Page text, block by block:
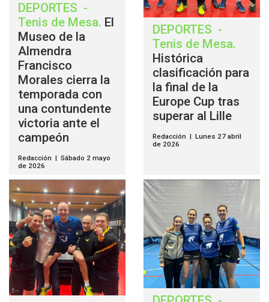
DEPORTES -
Tenis de Mesa. El
Museo de la
Almendra
Francisco
Morales cierra la
temporada con
una contundente
victoria ante el
campeón
Redacción | Sábado 2 mayo
de 2026
DEPORTES -
Tenis de Mesa.
Histórica
clasificación para
la final de la
Europe Cup tras
superar al Lille
Redacción | Lunes 27 abril
de 2026